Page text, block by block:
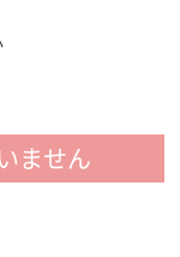
ません